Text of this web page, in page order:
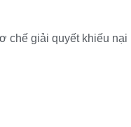
chế giải quyết khiếu nại